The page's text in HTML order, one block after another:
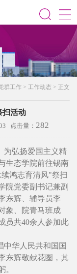
群工作 > 工作动态 > 正文
扫活动
点击量： 282
为弘扬爱国主义精
生态学院前往锡南
鸿志育清风"祭扫
院党委副书记兼副
东辉、辅导员李
象、院青马班成
员共40余人参加此
中华人民共和国国
东辉敬献花圈，其
。